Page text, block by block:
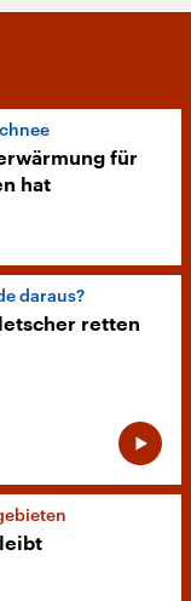
für
hat
daraus?
retten